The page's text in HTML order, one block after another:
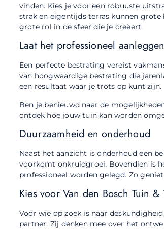
vinden. Kies je voor een robuuste
strak en eigentijds terras kunnen
grote rol in de sfeer die je creëert.
Laat het professioneel aanleggen
Een perfecte bestrating vereist
van hoogwaardige bestrating die
een resultaat waar je trots op kunt zijn.
Ben je benieuwd naar de
ontdek hoe jouw tuin kan worden
Duurzaamheid en onderhoud
Naast het aanzicht is onderhoud een
voorkomt onkruidgroei. Bovendien is
professioneel worden gelegd. Zo
Kies voor Van den Bosch Tuin &
Voor wie op zoek is naar
partner. Zij denken mee over het